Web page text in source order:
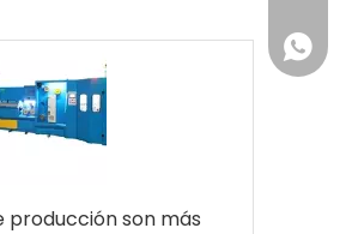
producción son más
0060-